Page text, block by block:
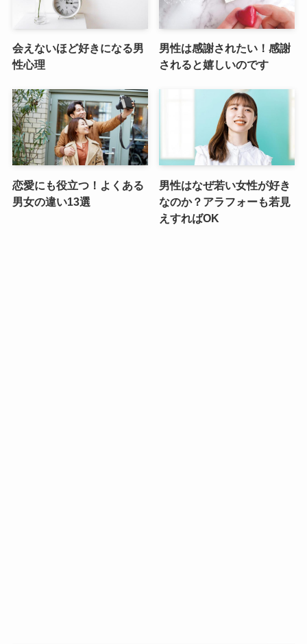
会えないほど好きになる男
性心理
男性は感謝されたい！感謝
されると嬉しいのです
恋愛にも役立つ！よくある
男女の違い13選
男性はなぜ若い女性が好き
なのか？アラフォーも若見
えすればOK